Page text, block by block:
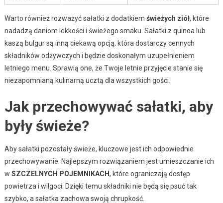
Warto również rozważyć sałatki z dodatkiem świeżych ziół, które
nadadzą daniom lekkości i świeżego smaku. Sałatki z quinoa lub
kaszą bulgur są inną ciekawą opcją, która dostarczy cennych
składników odżywczych i będzie doskonałym uzupełnieniem
letniego menu. Sprawią one, że Twoje letnie przyjęcie stanie się
niezapomnianą kulinarną ucztą dla wszystkich gości.
Jak przechowywać sałatki, aby
były świeże?
Aby sałatki pozostały świeże, kluczowe jest ich odpowiednie
przechowywanie. Najlepszym rozwiązaniem jest umieszczanie ich
w SZCZELNYCH POJEMNIKACH, które ograniczają dostęp
powietrza i wilgoci. Dzięki temu składniki nie będą się psuć tak
szybko, a sałatka zachowa swoją chrupkość.